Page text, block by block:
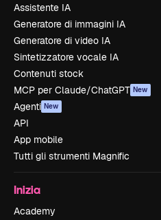
Assistente IA
Generatore di immagini IA
Generatore di video IA
Sintetizzatore vocale IA
Contenuti stock
MCP per Claude/ChatGPT New
Agenti New
API
App mobile
Tutti gli strumenti Magnific
Inizia
Academy